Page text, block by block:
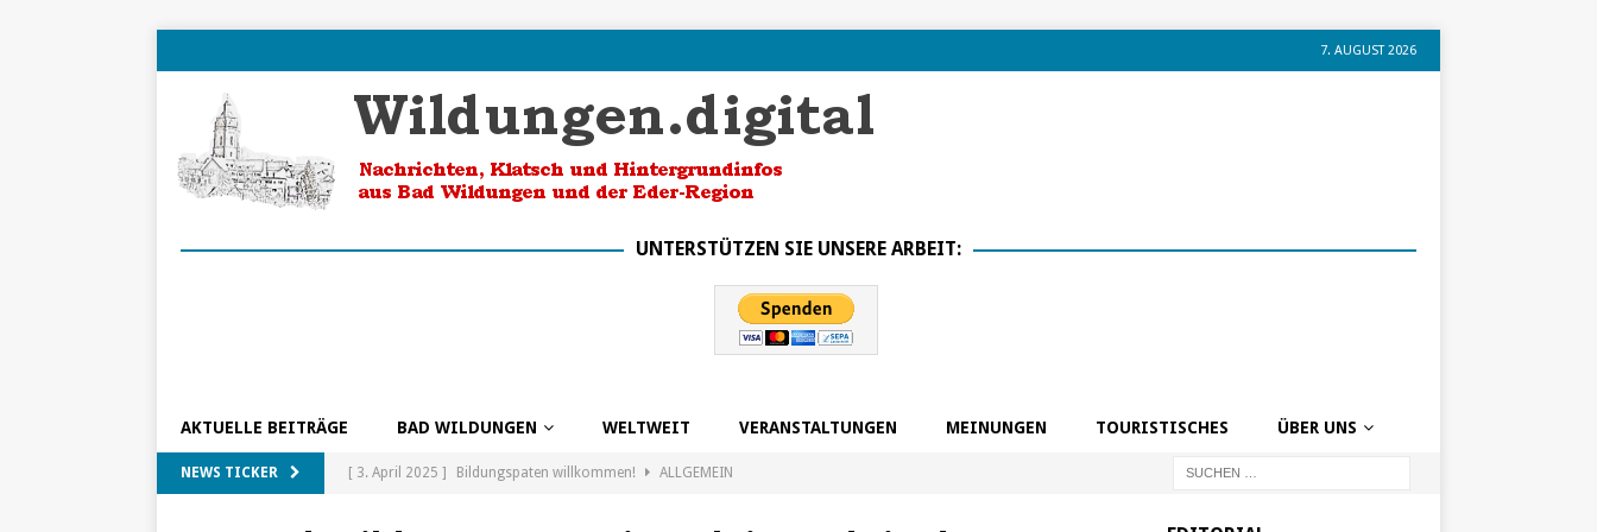
7. AUGUST 2026
UNTERSTÜTZEN SIE UNSERE ARBEIT:
AKTUELLE BEITRÄGE BAD WILDUNGEN WELTWEIT VERANSTALTUNGEN MEINUNGEN TOURISTISCHES ÜBER UNS
NEWS TICKER [ 3. April 2025 ] Bildungspaten willkommen! ALLGEMEIN